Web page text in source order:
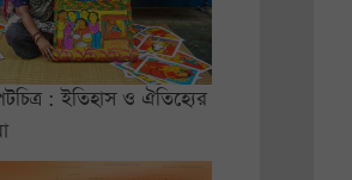
: ইতিহাস ও ঐতিহ্যের